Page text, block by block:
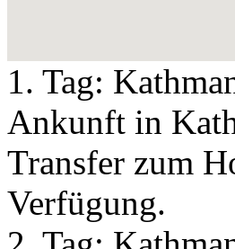
1. Tag:
Ankunft in
Transfer zum
Verfügung.